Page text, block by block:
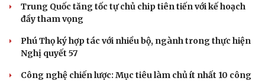
Trung Quốc tăng tốc tự chủ chip tiên tiến với kế hoạch
đầy tham vọng
Phú Thọ ký hợp tác với nhiều bộ, ngành trong thực hiện
Nghị quyết 57
Công nghệ chiến lược: Mục tiêu làm chủ ít nhất 10 công